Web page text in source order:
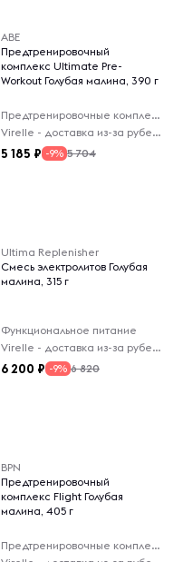
ABE
Предтренировочный
комплекс Ultimate Pre-
Workout Голубая малина, 390 г
Предтренировочные комплексы
Virelle - доставка из-за рубежа
5 185 -9% 5 704
Ultima Replenisher
Смесь электролитов Голубая
малина, 315 г
Функциональное питание
Virelle - доставка из-за рубежа
6 200 -9% 6 820
BPN
Предтренировочный
комплекс Flight Голубая
малина, 405 г
Предтренировочные комплексы